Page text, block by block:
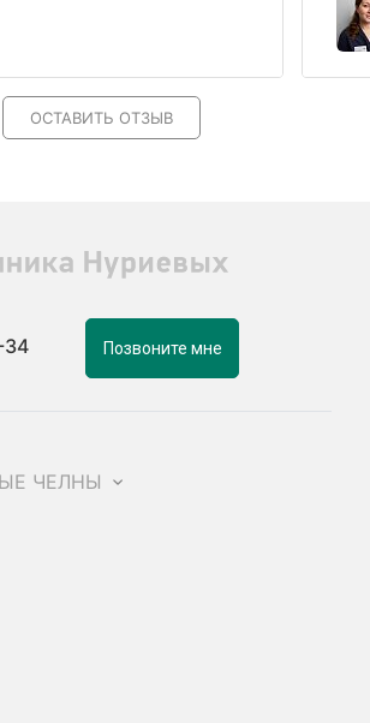
ОСТАВИТЬ ОТЗЫВ
34 Позвоните мне
ЧЕЛНЫ